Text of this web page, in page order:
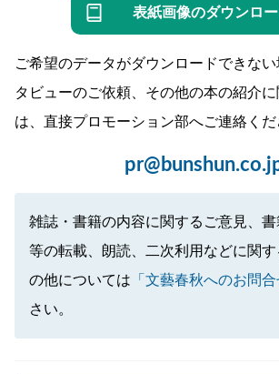
表紙画像のダウンロ
ご希望のデータがダウンロードできな
タビューのご依頼、その他の本の紹介
は、直接プロモーション部へご連絡くだ
雑誌・書籍の内容に関するご意見、
等の転載、朗読、二次利用などに関
の他については 「文藝春秋へのお問合
さい。